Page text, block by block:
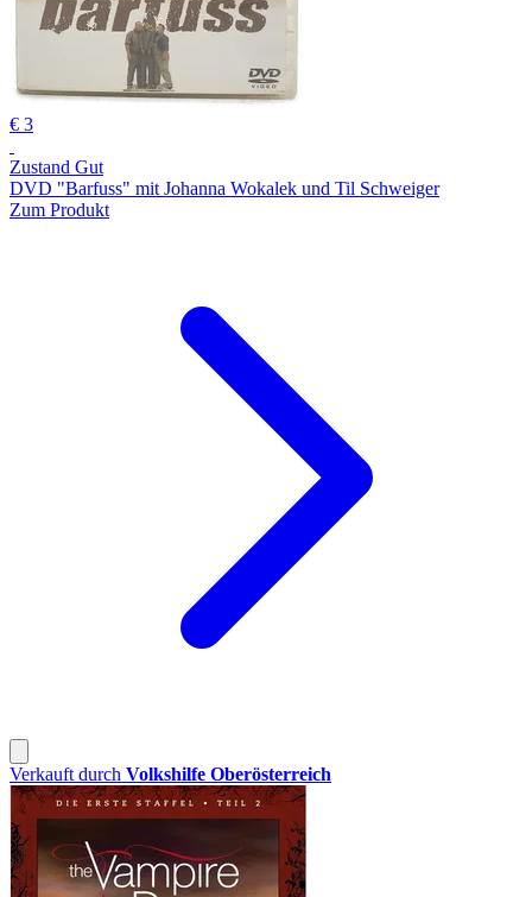
€ 3
Zustand Gut
DVD "Barfuss" mit Johanna Wokalek und Til Schweiger
Zum Produkt
Verkauft durch Volkshilfe Oberösterreich